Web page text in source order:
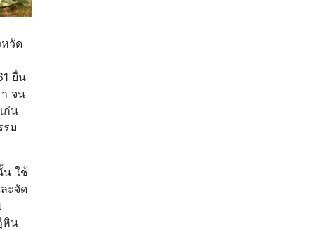
วัด
ยื่น
จน
ก่น
รม
น ใช้
ะจัด
หิน